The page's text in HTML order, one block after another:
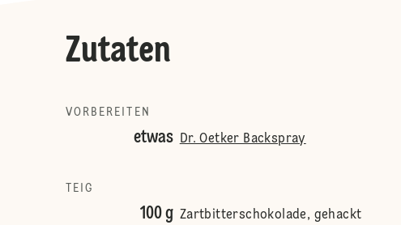
Zutaten
VORBEREITEN
etwas Dr. Oetker Backspray
TEIG
100 g Zartbitterschokolade, gehackt